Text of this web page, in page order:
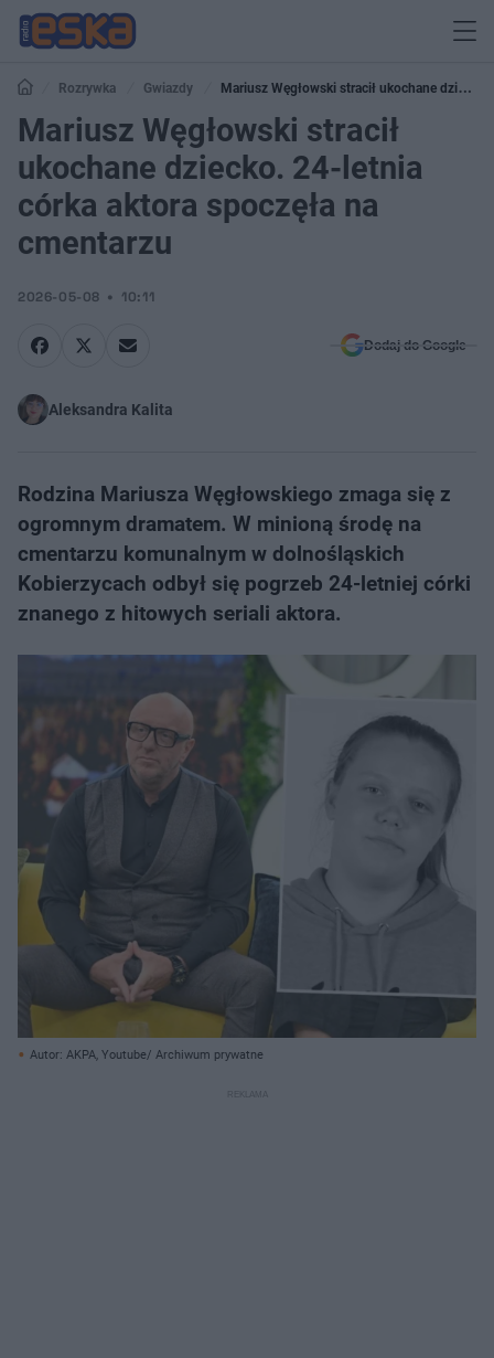
Rozrywka Gwiazdy
Mariusz Węgłowski stracił ukochane dziecko.
24-letnia córka aktora spoczęła na cmentarzu
Mariusz Węgłowski stracił
ukochane dziecko. 24-letnia
córka aktora spoczęła na
cmentarzu
2026-05-08 10:11
Dodaj do Google
Aleksandra Kalita
Rodzina Mariusza Węgłowskiego zmaga się z
ogromnym dramatem. W minioną środę na
cmentarzu komunalnym w dolnośląskich
Kobierzycach odbył się pogrzeb 24-letniej córki
znanego z hitowych seriali aktora.
Autor: AKPA, Youtube/ Archiwum prywatne